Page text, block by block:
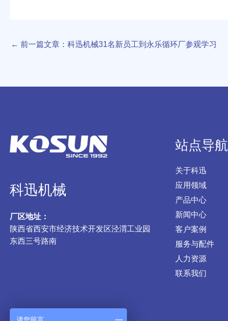
← 前一篇文章：科迅机械31名新员工到永乐循环厂参观学习
科迅机械
厂区地址：
陕西省西安市经济技术开发区泾渭工业园
东西三号路南
站点导航
关于科迅
应用领域
产品中心
新闻中心
客户案例
服务与配件
人力资源
联系我们